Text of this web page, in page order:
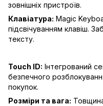
зовнішніх пристроїв.
Клавіатура: Magic
підсвічуванням клавіш.
тексту.
Touch ID: Інтегрований
безпечного
покупок.
Розміри та вага: